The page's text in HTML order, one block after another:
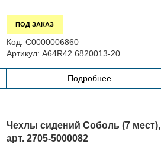
ПОД ЗАКАЗ
Код: С0000006860
Артикул: A64R42.6820013-20
Подробнее
Чехлы сидений Соболь (7 мест),
арт. 2705-5000082